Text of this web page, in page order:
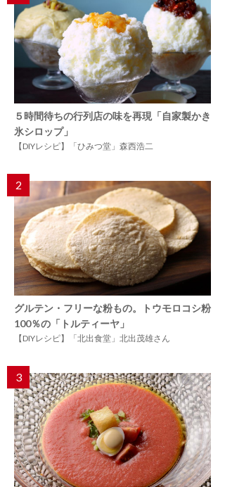
５時間待ちの行列店の味を再現「自家製かき
氷シロップ」
【DIYレシピ】「ひみつ堂」森西浩二
2
グルテン・フリーな粉もの。トウモロコシ粉
100％の「トルティーヤ」
【DIYレシピ】「北出食堂」北出茂雄さん
3